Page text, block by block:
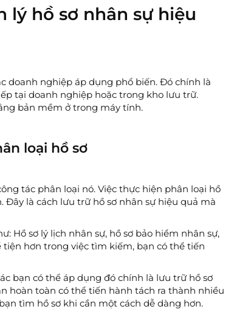
hồ sơ nhân sự hiệu
doanh nghiệp áp dụng phổ biến. Đó chính là
tại doanh nghiệp hoặc trong kho lưu trữ.
bản mềm ở trong máy tính.
loại hồ sơ
tác phân loại nó. Việc thực hiện phân loại hồ
Đây là cách lưu trữ hồ sơ nhân sự hiệu quả mà
Hồ sơ lý lịch nhân sự, hồ sơ bảo hiểm nhân sự,
tiện hơn trong việc tìm kiếm, bạn có thể tiến
bạn có thể áp dụng đó chính là lưu trữ hồ sơ
hoàn toàn có thể tiến hành tách ra thành nhiều
tìm hồ sơ khi cần một cách dễ dàng hơn.